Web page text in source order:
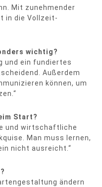
Mit zunehmender
in die Vollzeit-
wichtig?
und ein fundiertes
Außerdem
können, um
Start?
und wirtschaftliche
Man muss lernen,
nicht ausreicht.“
ändern